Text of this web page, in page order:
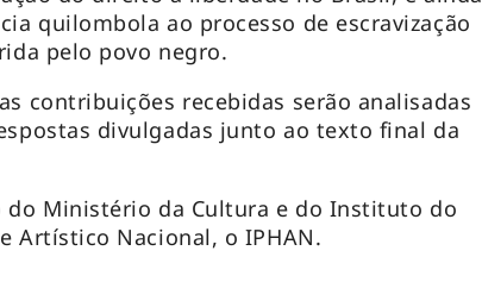
quilombola ao processo de escravização
pelo povo negro.
contribuições recebidas serão analisadas
divulgadas junto ao texto final da
do Ministério da Cultura e do Instituto do
Artístico Nacional, o IPHAN.